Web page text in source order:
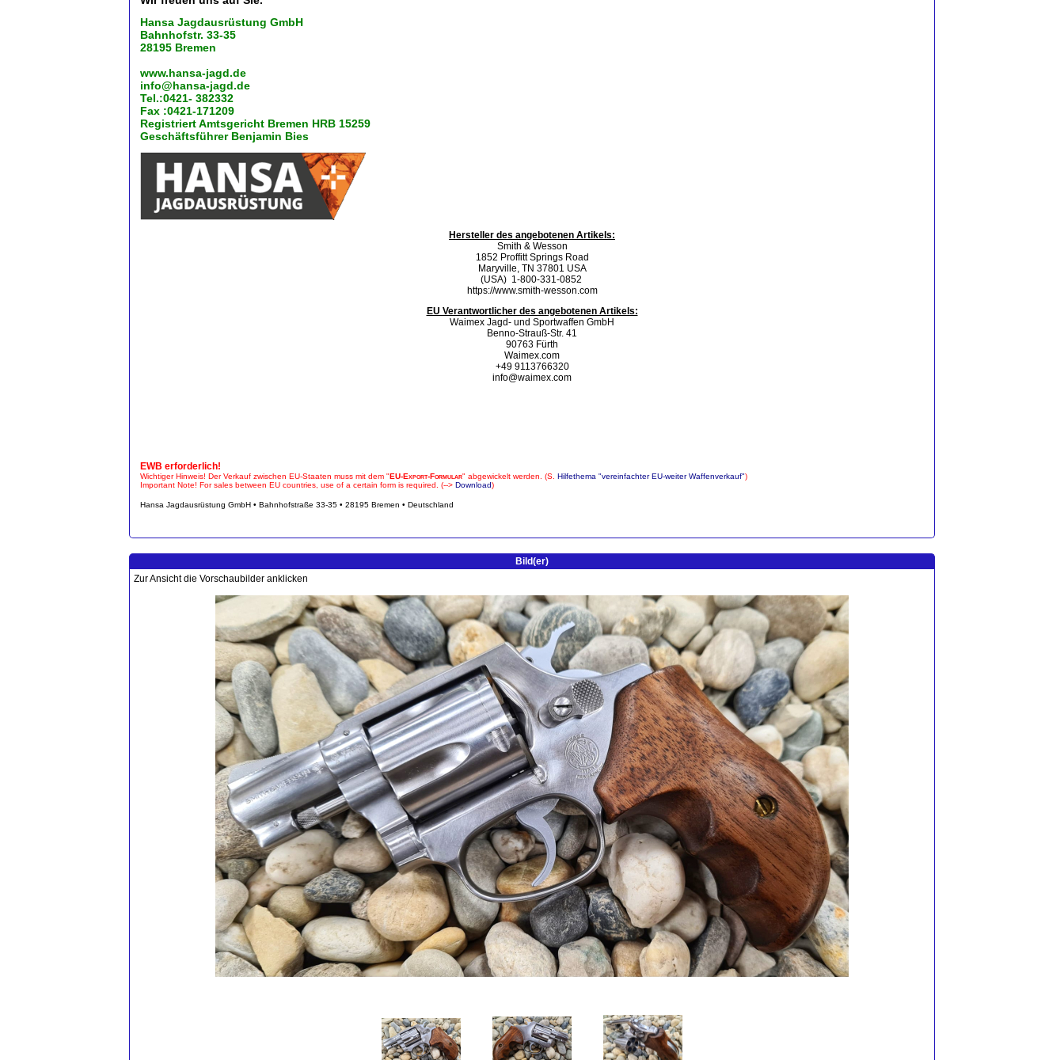
Hansa Jagdausrüstung GmbH
Bahnhofstr. 33-35
28195 Bremen
www.hansa-jagd.de
info@hansa-jagd.de
Tel.:0421- 382332
Fax :0421-171209
Registriert Amtsgericht Bremen HRB 15259
Geschäftsführer Benjamin Bies
Hersteller des angebotenen Artikels:
Smith & Wesson
1852 Proffitt Springs Road
Maryville, TN 37801 USA
(USA) 1-800-331-0852
https://www.smith-wesson.com
EU Verantwortlicher des angebotenen Artikels:
Waimex Jagd- und Sportwaffen GmbH
Benno-Strauß-Str. 41
90763 Fürth
Waimex.com
+49 9113766320
info@waimex.com
EWB erforderlich!
Wichtiger Hinweis! Der Verkauf zwischen EU-Staaten muss mit dem "EU-Export-Formular" abgewickelt werden. (S. Hilfethema "vereinfachter EU-weiter Waffenverkauf")
Important Note! For sales between EU countries, use of a certain form is required. (--> Download)
Hansa Jagdausrüstung GmbH • Bahnhofstraße 33-35 • 28195 Bremen • Deutschland
Bild(er)
Zur Ansicht die Vorschaubilder anklicken